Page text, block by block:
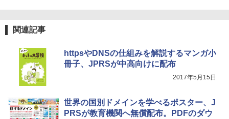
関連記事
httpsやDNSの仕組みを解説するマンガ小
冊子、JPRSが中高向けに配布
2017年5月15日
世界の国別ドメインを学べるポスター、J
PRSが教育機関へ無償配布。PDFのダウ